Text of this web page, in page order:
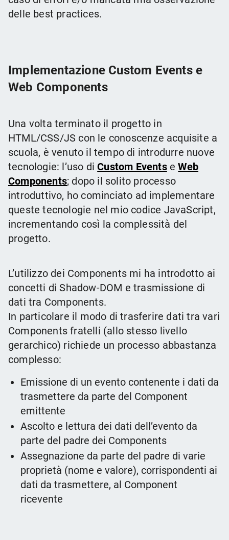
delle best practices.
Implementazione Custom Events e
Web Components
Una volta terminato il progetto in
HTML/CSS/JS con le conoscenze acquisite a
scuola, è venuto il tempo di introdurre nuove
tecnologie: l’uso diCustom EventseWeb
Components; dopo il solito processo
introduttivo, ho cominciato ad implementare
queste tecnologie nel mio codice JavaScript,
incrementando così la complessità del
progetto.
L’utilizzo dei Components mi ha introdotto ai
concetti di Shadow-DOM e trasmissione di
dati tra Components.
In particolare il modo di trasferire dati tra vari
Components fratelli (allo stesso livello
gerarchico) richiede un processo abbastanza
complesso:
Emissione di un evento contenente i dati da
trasmettere da parte del Component
emittente
Ascolto e lettura dei dati dell’evento da
parte del padre dei Components
Assegnazione da parte del padre di varie
proprietà (nome e valore), corrispondenti ai
dati da trasmettere, al Component
ricevente